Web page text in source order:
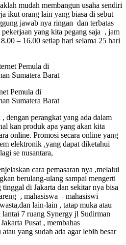
mudah membangun usaha sendiri
ikut orang lain yang biasa di sebut
jawab nya ringan dan terbatas
pekerjaan yang kita pegang saja , jam
– 16.00 setiap hari selama 25 hari
Pemula di
Sumatera Barat
dengan perangkat yang ada dalam
kan produk apa yang akan kita
online. Promosi secara online yang
elektronik ,yang dapat diketahui
se nusantara,
cara pemasaran nya ,melalui
berulang-ulang sampai mengerti
di Jakarta dan sekitar nya bisa
, mahasiswa – mahasiswi
lain-lain , tatap muka atau
7 ruang Synergy jl Sudirman
Pusat , membahas
yang sudah ada agar lebih besar